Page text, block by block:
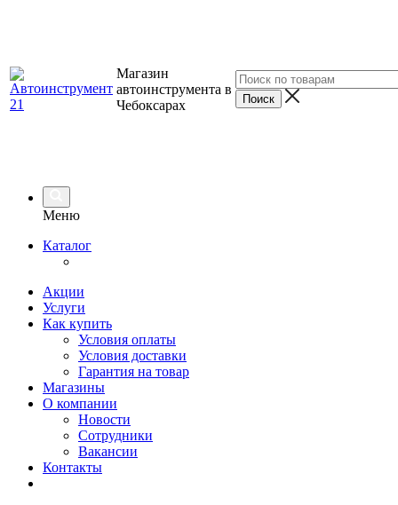
Магазин
автоинструмента в
Чебоксарах
Меню
Каталог
Акции
Услуги
Как купить
Условия оплаты
Условия доставки
Гарантия на товар
Магазины
О компании
Новости
Сотрудники
Вакансии
Контакты